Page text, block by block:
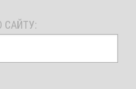
САЙТУ: